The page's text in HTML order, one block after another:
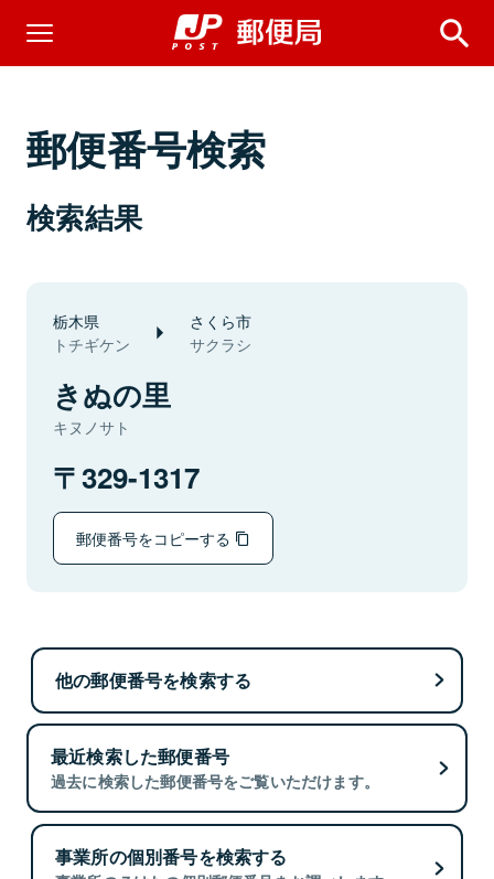
郵便番号検索
検索結果
栃木県
トチギケン
さくら市
サクラシ
きぬの里
キヌノサト
329-1317
郵便番号をコピーする
他の郵便番号を検索する
最近検索した郵便番号
過去に検索した郵便番号をご覧いただけます。
事業所の個別番号を検索する